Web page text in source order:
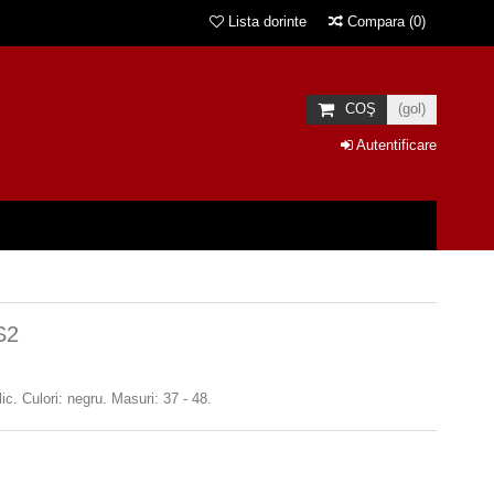
Compara (0)
Lista dorinte
COŞ (gol)
Autentificare
Culori: negru. Masuri: 37 - 48.